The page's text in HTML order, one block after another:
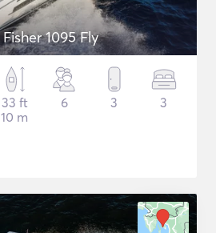
1095 Fly
33 ft
10 m
6 3 3